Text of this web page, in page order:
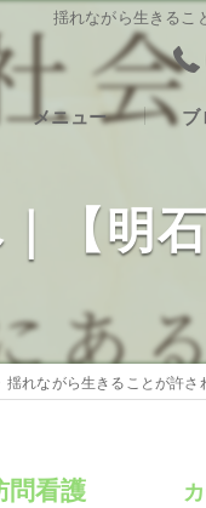
揺れながら生きるこ
評判
のお客様の声
メニュー ブ
【明
揺れながら生きることが許
問看護